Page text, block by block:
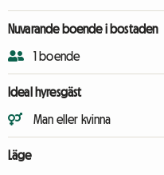
Nuvarande boende i bostaden
1 boende
Ideal hyresgäst
Man eller kvinna
Läge